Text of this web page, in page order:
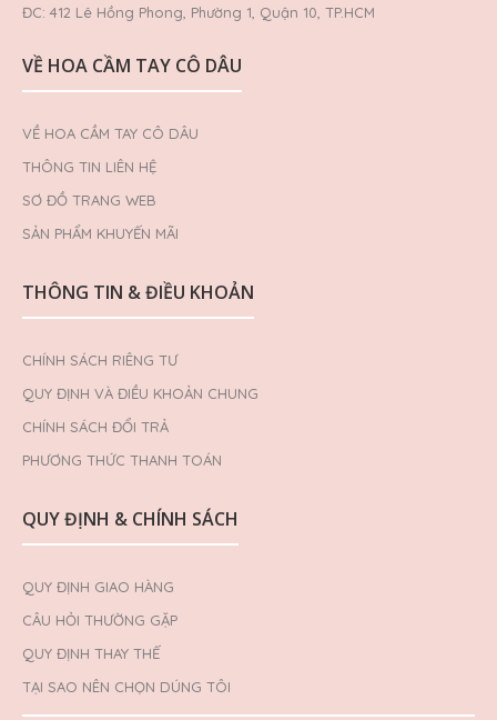
ĐC: 412 Lê Hồng Phong, Phường 1, Quận 10, TP.HCM
VỀ HOA CẦM TAY CÔ DÂU
VỀ HOA CẦM TAY CÔ DÂU
THÔNG TIN LIÊN HỆ
SƠ ĐỒ TRANG WEB
SẢN PHẨM KHUYẾN MÃI
THÔNG TIN & ĐIỀU KHOẢN
CHÍNH SÁCH RIÊNG TƯ
QUY ĐỊNH VÀ ĐIỀU KHOẢN CHUNG
CHÍNH SÁCH ĐỔI TRẢ
PHƯƠNG THỨC THANH TOÁN
QUY ĐỊNH & CHÍNH SÁCH
QUY ĐỊNH GIAO HÀNG
CÂU HỎI THƯỜNG GẶP
QUY ĐỊNH THAY THẾ
TẠI SAO NÊN CHỌN DÚNG TÔI